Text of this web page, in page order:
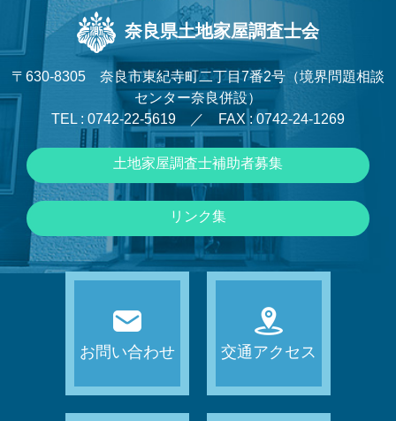
奈良県土地家屋調査士会
〒630-8305 奈良市東紀寺町二丁目7番2号（境界問題相談
センター奈良併設）
TEL : 0742-22-5619 ／ FAX : 0742-24-1269
土地家屋調査士補助者募集
リンク集
お問い合わせ 交通アクセス